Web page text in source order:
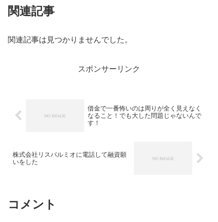
関連記事
関連記事は見つかりませんでした。
スポンサーリンク
借金で一番怖いのは周りが全く見えなく
なること！でも大した問題じゃないんで
す！
株式会社リスパルミオに電話して融資願
いをした
コメント